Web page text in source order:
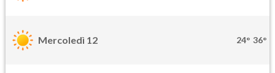
Mercoledì 12 24° 36°